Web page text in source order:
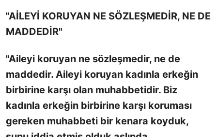
"AİLEYİ KORUYAN NE SÖZLEŞMEDİR, NE DE
MADDEDİR"
"Aileyi koruyan ne sözleşmedir, ne de
maddedir. Aileyi koruyan kadınla erkeğin
birbirine karşı olan muhabbetidir. Biz
kadınla erkeğin birbirine karşı koruması
gereken muhabbeti bir kenara koyduk,